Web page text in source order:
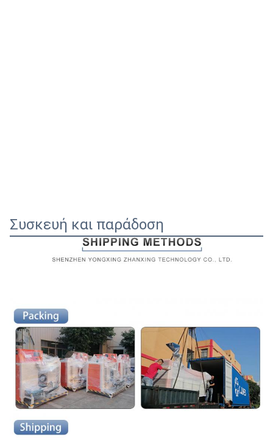
Συσκευή και παράδοση